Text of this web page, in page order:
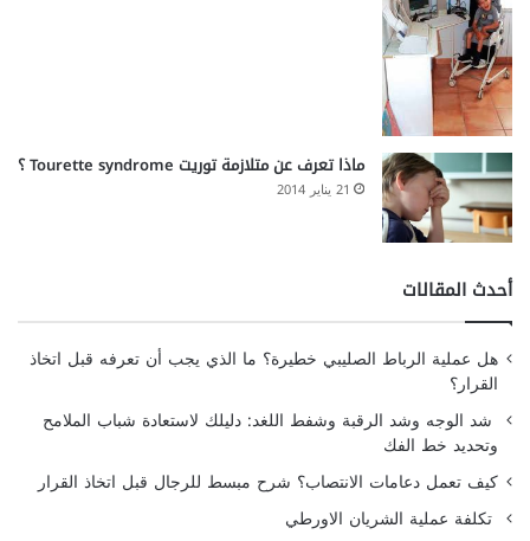
ماذا تعرف عن متلازمة توريت Tourette syndrome ؟
21 يناير 2014
أحدث المقالات
هل عملية الرباط الصليبي خطيرة؟ ما الذي يجب أن تعرفه قبل اتخاذ
القرار؟
شد الوجه وشد الرقبة وشفط اللغد: دليلك لاستعادة شباب الملامح
وتحديد خط الفك
كيف تعمل دعامات الانتصاب؟ شرح مبسط للرجال قبل اتخاذ القرار
تكلفة عملية الشريان الاورطي